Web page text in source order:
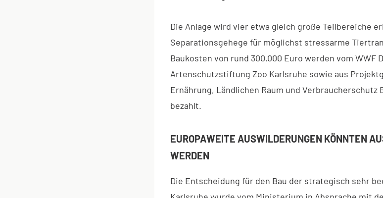
Die Anlage wird vier etwa gleich große Teilbereiche
Separationsgehege für möglichst stressarme
Baukosten von rund 300.000 Euro werden vom WWF
Artenschutzstiftung Zoo Karlsruhe sowie aus
Ernährung, Ländlichen Raum und Verbraucherschutz
bezahlt.
EUROPAWEITE AUSWILDERUNGEN KÖNNTEN
WERDEN
Die Entscheidung für den Bau der strategisch sehr